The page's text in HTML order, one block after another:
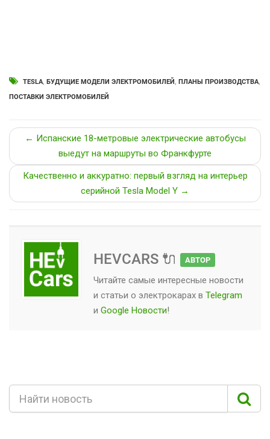
TESLA, БУДУЩИЕ МОДЕЛИ ЭЛЕКТРОМОБИЛЕЙ, ПЛАНЫ ПРОИЗВОДСТВА,
ПОСТАВКИ ЭЛЕКТРОМОБИЛЕЙ
← Испанские 18-метровые электрические автобусы
выедут на маршруты во Франкфурте
Качественно и аккуратно: первый взгляд на интерьер
серийной Tesla Model Y →
HEVCARS 🔌 АВТОР
Читайте самые интересные новости
и статьи о электрокарах в Telegram
и Google Новости!